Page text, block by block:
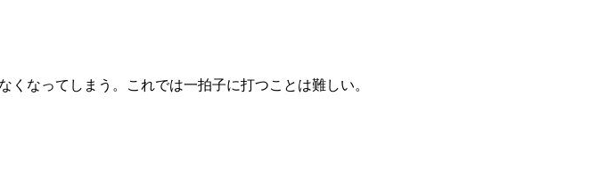
なってしまう。これでは一拍子に打つことは難しい。